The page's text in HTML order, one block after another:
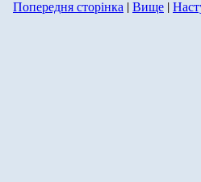
Попередня сторінка |Вище |